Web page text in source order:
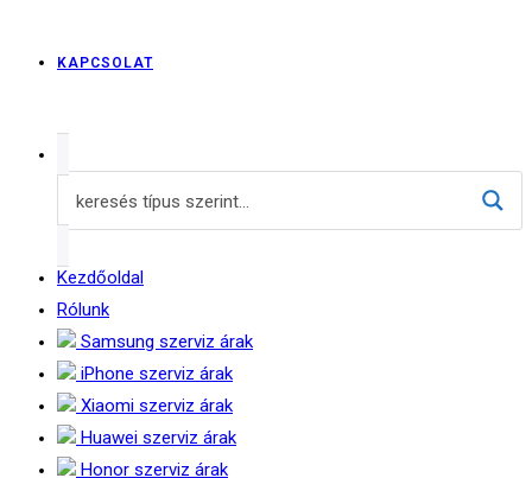
KAPCSOLAT
Kezdőoldal
Rólunk
Samsung szerviz árak
iPhone szerviz árak
Xiaomi szerviz árak
Huawei szerviz árak
Honor szerviz árak